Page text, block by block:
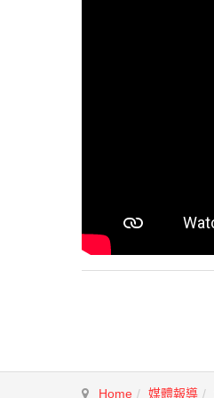
Home 媒體報導